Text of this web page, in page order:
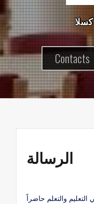
كسل
Contacts
الرسالة
التعليم والتعلم حاضراً